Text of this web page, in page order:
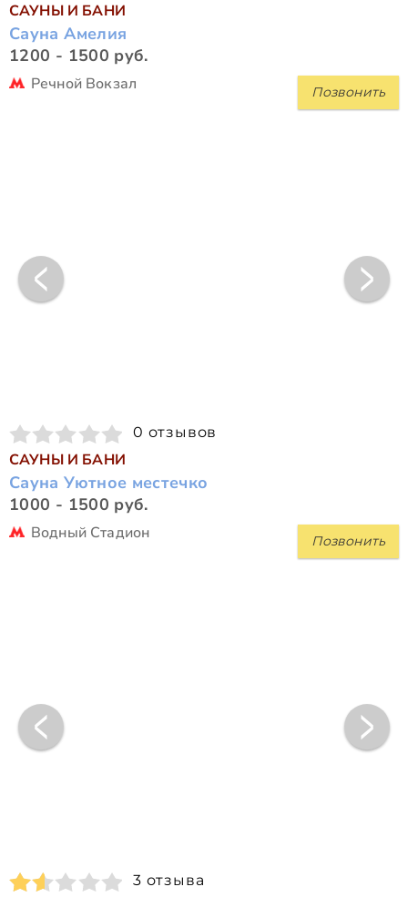
САУНЫ И БАНИ
Сауна Амелия
1200 - 1500 руб.
Позвонить
Речной Вокзал
0 отзывов
САУНЫ И БАНИ
Сауна Уютное местечко
1000 - 1500 руб.
Позвонить
Водный Стадион
3 отзыва